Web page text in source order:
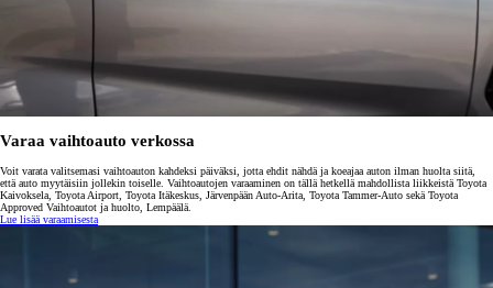
Varaa vaihtoauto verkossa
Voit varata valitsemasi vaihtoauton kahdeksi päiväksi, jotta ehdit nähdä ja koeajaa auton ilman huolta siitä,
että auto myytäisiin jollekin toiselle. Vaihtoautojen varaaminen on tällä hetkellä mahdollista liikkeistä Toyota
Kaivoksela, Toyota Airport, Toyota Itäkeskus, Järvenpään Auto-Arita, Toyota Tammer-Auto sekä Toyota
Approved Vaihtoautot ja huolto, Lempäälä.
Lue lisää varaamisesta